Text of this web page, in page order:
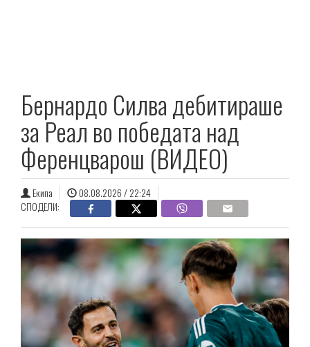
Бернардо Силва дебитираше
за Реал во победата над
Ференцварош (ВИДЕО)
Екипа
08.08.2026 / 22:24
СПОДЕЛИ: